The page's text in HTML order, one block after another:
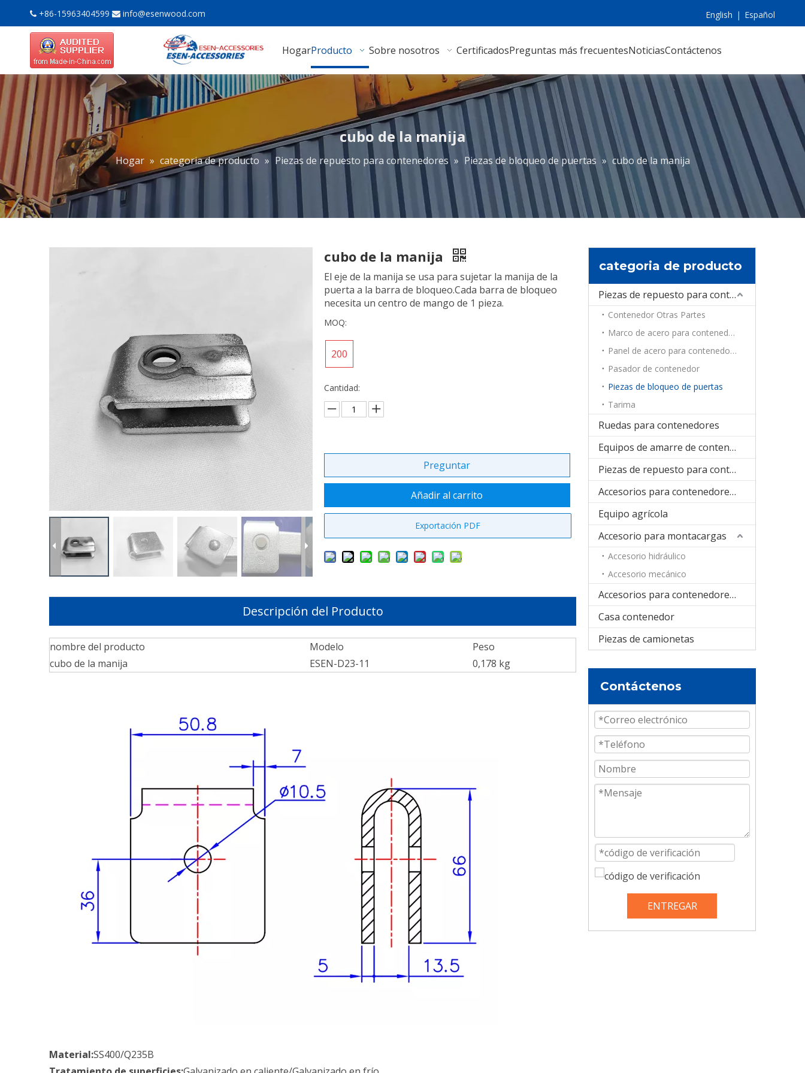
 +86-15963404599  info@esenwood.com English | Español
HogarProducto Sobre nosotros CertificadosPreguntas más frecuentesNoticiasContáctenos
cubo de la manija
Hogar » categoria de producto » Piezas de repuesto para contenedores » Piezas de bloqueo de puertas » cubo de la manija
cubo de la manija
El eje de la manija se usa para sujetar la manija de la
puerta a la barra de bloqueo.Cada barra de bloqueo
necesita un centro de mango de 1 pieza.
MOQ:
200
Cantidad:
Preguntar
Añadir al carrito
Exportación PDF
Descripción del Producto
nombre del producto Modelo
Peso
cubo de la manija
ESEN-D23-11 0,178 kg
Material:SS400/Q235B
categoria de producto
Piezas de repuesto para contenedores
Contenedor Otras Partes
Marco de acero para contenedores
Panel de acero para contenedores
Pasador de contenedor
Piezas de bloqueo de puertas
Tarima
Ruedas para contenedores
Equipos de amarre de contenedores
Piezas de repuesto para contenedores de refrigeración
Accesorios para contenedores plegables
Equipo agrícola
Accesorio para montacargas
Accesorio hidráulico
Accesorio mecánico
Accesorios para contenedores cisterna
Casa contenedor
Piezas de camionetas
Contáctenos
ENTREGAR